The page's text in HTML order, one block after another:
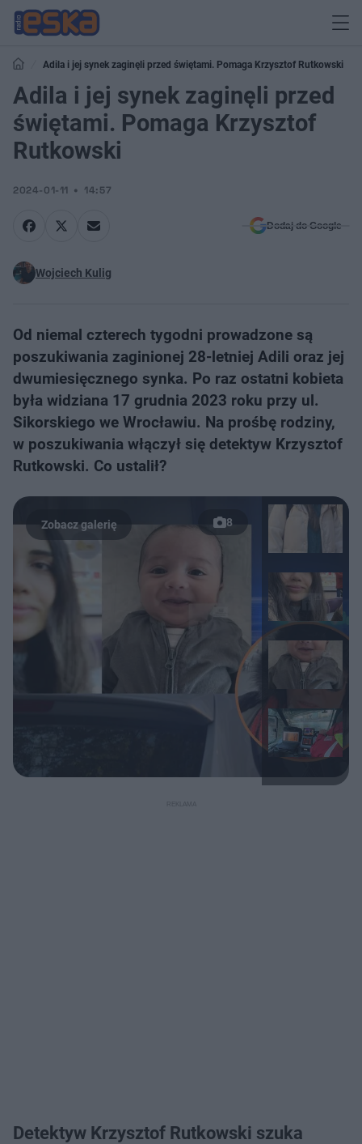
Adila i jej synek zaginęli przed świętami. Pomaga Krzysztof Rutkowski
Adila i jej synek zaginęli przed
świętami. Pomaga Krzysztof
Rutkowski
2024-01-11 14:57
Dodaj do Google
Wojciech Kulig
Od niemal czterech tygodni prowadzone są
poszukiwania zaginionej 28-letniej Adili oraz jej
dwumiesięcznego synka. Po raz ostatni kobieta
była widziana 17 grudnia 2023 roku przy ul.
Sikorskiego we Wrocławiu. Na prośbę rodziny,
w poszukiwania włączył się detektyw Krzysztof
Rutkowski. Co ustalił?
8
Detektyw Krzysztof Rutkowski szuka